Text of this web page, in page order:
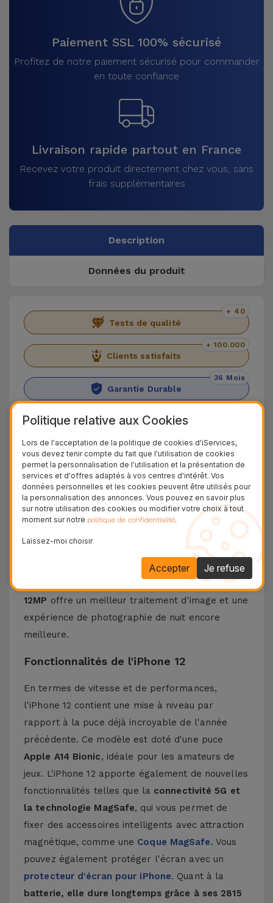
Paiement SSL 100% sécurisé
Profitez de notre paiement sécurisé pour commander
en toute confiance
Livraison rapide partout en France
Recevez votre produit directement chez vous, sans
frais supplémentaires
Description
Données du produit
Tests de qualité
+ 40
Clients satisfaits
+ 100.000
Garantie Durable
36 Mois
Livraison Gratuite
Découvrez l'iPhone 12
L'iPhone 12, principal smartphone d'Apple dans
la gamme 2020, marque le retour de la marque à
son design droit, qu'elle avait abandonné depuis
. En ce qui concerne les différences
écran OLED de
, offrant une expérience de visionnage
double capteur
12MP offre un meilleur traitement d'image et une
expérience de photographie de nuit encore
meilleure.
Fonctionnalités de l'iPhone 12
En termes de vitesse et de performances,
l'iPhone 12 contient une mise à niveau par
rapport à la puce déjà incroyable de l'année
précédente. Ce modèle est doté d'une puce
Apple A14 Bionic, idéale pour les amateurs de
jeux. L'iPhone 12 apporte également de nouvelles
fonctionnalités telles que la connectivité 5G et
la technologie MagSafe, qui vous permet de
fixer des accessoires intelligents avec attraction
magnétique, comme une Coque MagSafe. Vous
pouvez également protéger l'écran avec un
protecteur d'écran pour iPhone. Quant à la
batterie, elle dure longtemps grâce à ses 2815
Politique relative aux Cookies
Lors de l'acceptation de la politique de cookies d'iServices,
vous devez tenir compte du fait que l'utilisation de cookies
permet la personnalisation de l'utilisation et la présentation de
services et d'offres adaptés à vos centres d'intérêt. Vos
données personnelles et les cookies peuvent être utilisés pour
la personnalisation des annonces. Vous pouvez en savoir plus
sur notre utilisation des cookies ou modifier votre choix à tout
moment sur notre politique de confidentialité.
Laissez-moi choisir
Je refuse
Accepter